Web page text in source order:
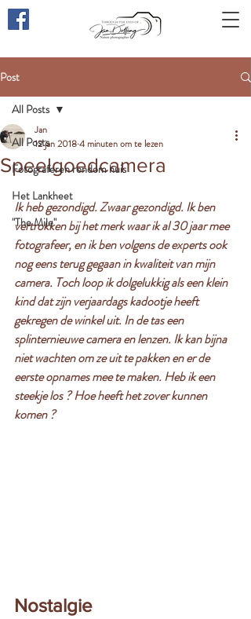
Through the eyes of ...
Post
All Posts
Fotograferen rondom huis
Het Lankheet
"The Mile"
All Posts
Speelgoedcamera
Jan
12 jan 20184 minuten om te lezen
Ik heb gezondigd. Zwaar gezondigd. Ik ben
vertrokken bij het merk waar ik al 30 jaar mee
fotografeer, en ik ben volgens de experts ook
nog eens terug gegaan in kwaliteit van mijn
camera. Toch loop ik dolgelukkig als een klein
kind dat zijn verjaardags kadootje heeft
gekregen de winkel uit. In de tas een
splinternieuwe camera en lenzen. Ik kan bijna
niet wachten om ze uit te pakken en er de
eerste opnames mee te maken. Heb ik een
steekje los ? Hoe heeft het zover kunnen
komen ?
Nostalgie